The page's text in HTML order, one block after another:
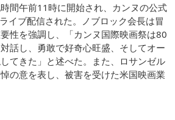
間午前11時に開始され、カンヌの公式
イブ配信された。ノブロック会長は冒
性を強調し、「カンヌ国際映画祭は80
話し、勇敢で好奇心旺盛、そしてオー
てきた」と述べた。また、ロサンゼル
の意を表し、被害を受けた米国映画業